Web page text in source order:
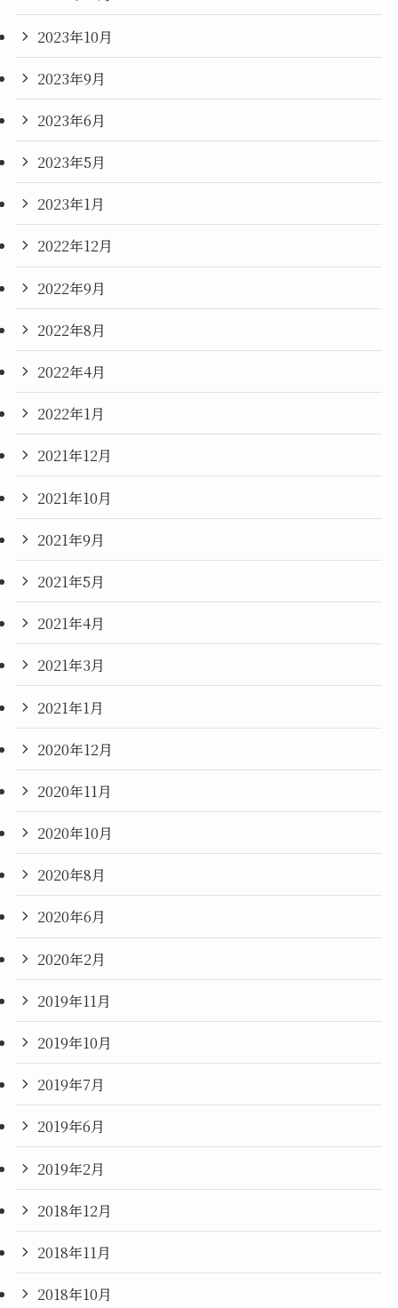
2023年10月
2023年9月
2023年6月
2023年5月
2023年1月
2022年12月
2022年9月
2022年8月
2022年4月
2022年1月
2021年12月
2021年10月
2021年9月
2021年5月
2021年4月
2021年3月
2021年1月
2020年12月
2020年11月
2020年10月
2020年8月
2020年6月
2020年2月
2019年11月
2019年10月
2019年7月
2019年6月
2019年2月
2018年12月
2018年11月
2018年10月